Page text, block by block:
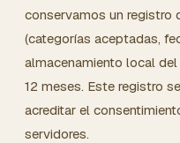
conservamos un registro
(categorías aceptadas,
almacenamiento local
12 meses. Este registro
acreditar el
servidores.